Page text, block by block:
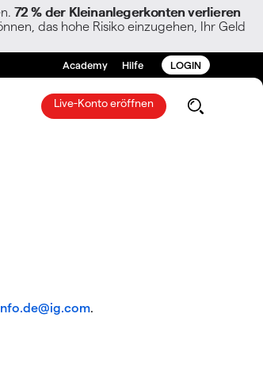
72 % der Kleinanlegerkonten verlieren
das hohe Risiko einzugehen, Ihr Geld
Academy Hilfe LOGIN
Live-Konto eröffnen
.